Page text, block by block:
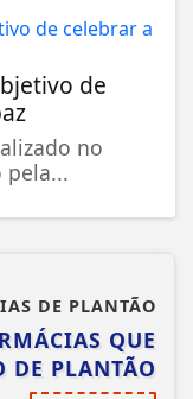
de
no
pela...
DE PLANTÃO
QUE
DE PLANTÃO